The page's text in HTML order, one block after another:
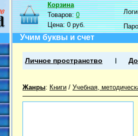
Корзина
Товаров:0
Цена:0 руб.
Учим буквы и счет
Личное пространство
Жанры: Книги / Учебная,